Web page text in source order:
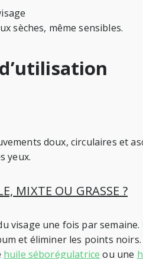
sèches, même sensibles.
doux, circulaires et
yeux.
MIXTE OU GRASSE ?
visage une fois par
et éliminer les points
huile séborégulatrice ou une